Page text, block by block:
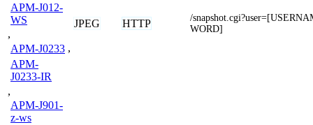
APM-J012-
WS
,
APM-J0233 ,
APM-
J0233-IR
,
APM-J901-
z-ws
JPEG HTTP
/
WORD]